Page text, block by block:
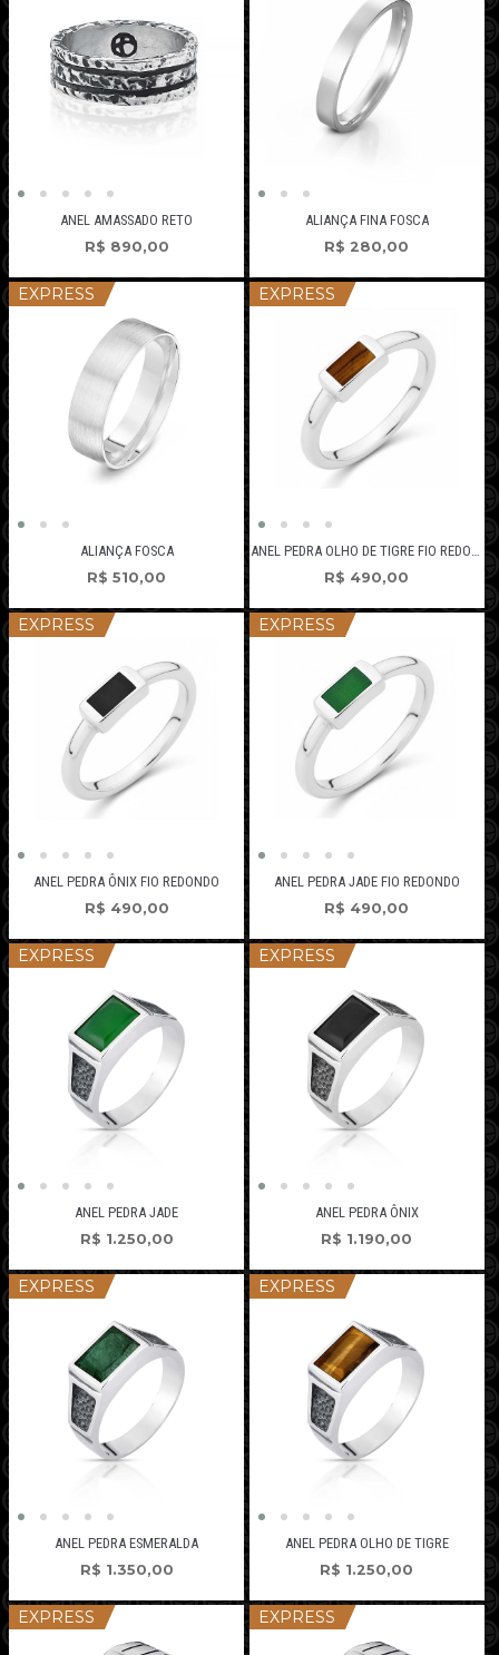
ANEL AMASSADO RETO
R$ 890,00
ALIANÇA FINA FOSCA
R$ 280,00
EXPRESS
ALIANÇA FOSCA
R$ 510,00
EXPRESS
R$ 490,00
EXPRESS
ANEL PEDRA ÔNIX FIO REDONDO
R$ 490,00
EXPRESS
ANEL PEDRA JADE FIO REDONDO
R$ 490,00
EXPRESS
ANEL PEDRA JADE
R$ 1.250,00
EXPRESS
ANEL PEDRA ÔNIX
R$ 1.190,00
EXPRESS
ANEL PEDRA ESMERALDA
R$ 1.350,00
EXPRESS
ANEL PEDRA OLHO DE TIGRE
R$ 1.250,00
EXPRESS EXPRESS